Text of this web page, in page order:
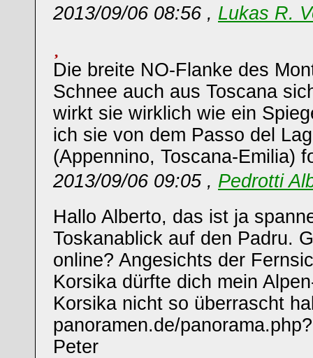
2013/09/06 08:56 , Lukas R.
Die breite NO-Flanke des
Schnee auch aus Toscana
wirkt sie wirklich wie ein
ich sie von dem Passo del
(Appennino, Toscana-Emilia)
2013/09/06 09:05 , Pedrotti
Hallo Alberto, das ist ja
Toskanablick auf den Padru.
online? Angesichts der
Korsika dürfte dich mein
Korsika nicht so überrascht
panoramen.de/
Peter